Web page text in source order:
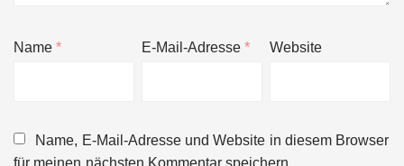
Name* E-Mail-Adresse* Website
Name, E-Mail-Adresse und Website in diesem Browser
für meinen nächsten Kommentar speichern.